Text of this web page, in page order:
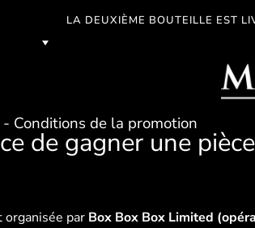
LA DEUXIÈME BOUTEILLE EST
Conditions de la promotion
de gagner une
par Box Box Box Limited